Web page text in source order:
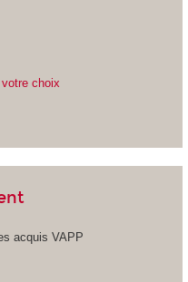
choix
acquis VAPP